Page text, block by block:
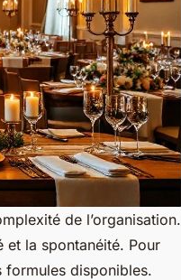
de l’organisation.
et la spontanéité. Pour
disponibles.